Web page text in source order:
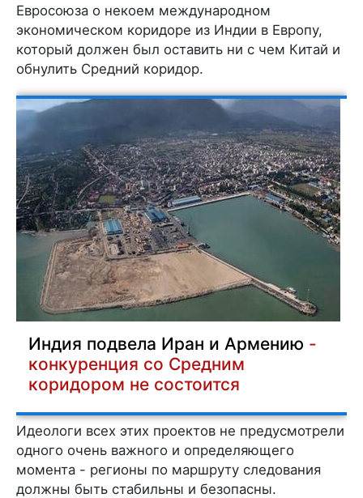
Евросоюза о некоем международном
экономическом коридоре из Индии в Европу,
который должен был оставить ни с чем Китай и
обнулить Средний коридор.
Индия подвела Иран и Армению -
конкуренция со Средним
коридором не состоится
Идеологи всех этих проектов не предусмотрели
одного очень важного и определяющего
момента - регионы по маршруту следования
должны быть стабильны и безопасны.